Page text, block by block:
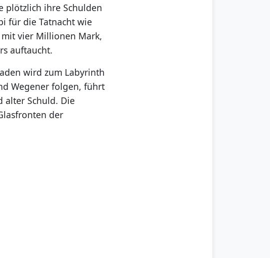
plötzlich ihre Schulden
für die Tatnacht wie
vier Millionen Mark,
auftaucht.
wird zum Labyrinth
Wegener folgen, führt
alter Schuld. Die
der